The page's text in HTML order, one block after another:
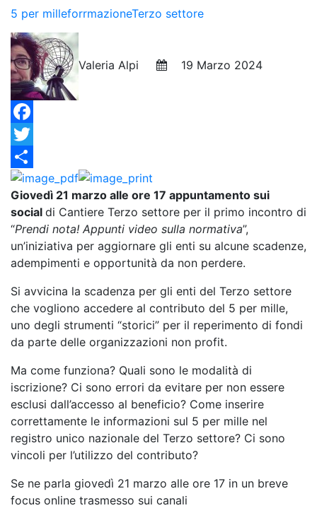
5 per milleforrmazioneTerzo settore
Valeria Alpi 19 Marzo 2024
Facebook
Twitter
Condividi
Giovedì 21 marzo alle ore 17 appuntamento sui
social di Cantiere Terzo settore per il primo incontro di
“Prendi nota! Appunti video sulla normativa”,
un’iniziativa per aggiornare gli enti su alcune scadenze,
adempimenti e opportunità da non perdere.
Si avvicina la scadenza per gli enti del Terzo settore
che vogliono accedere al contributo del 5 per mille,
uno degli strumenti “storici” per il reperimento di fondi
da parte delle organizzazioni non profit.
Ma come funziona? Quali sono le modalità di
iscrizione? Ci sono errori da evitare per non essere
esclusi dall’accesso al beneficio? Come inserire
correttamente le informazioni sul 5 per mille nel
registro unico nazionale del Terzo settore? Ci sono
vincoli per l’utilizzo del contributo?
Se ne parla giovedì 21 marzo alle ore 17 in un breve
focus online trasmesso sui canali